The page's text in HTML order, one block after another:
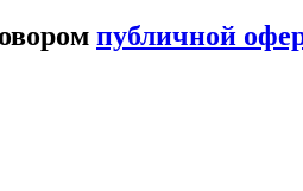
публичной